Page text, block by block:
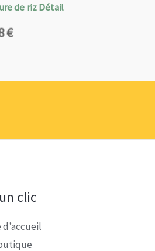
de riz Détail
€
clic
d’accueil